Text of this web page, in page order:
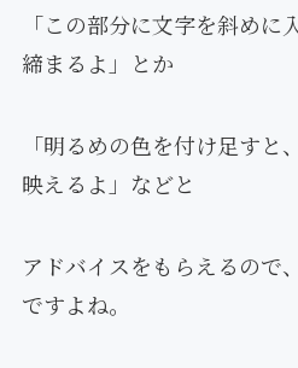
「この部分に文字を斜めに
締まるよ」とか
「明るめの色を付け足すと
映えるよ」などと
アドバイスをもらえるので
ですよね。